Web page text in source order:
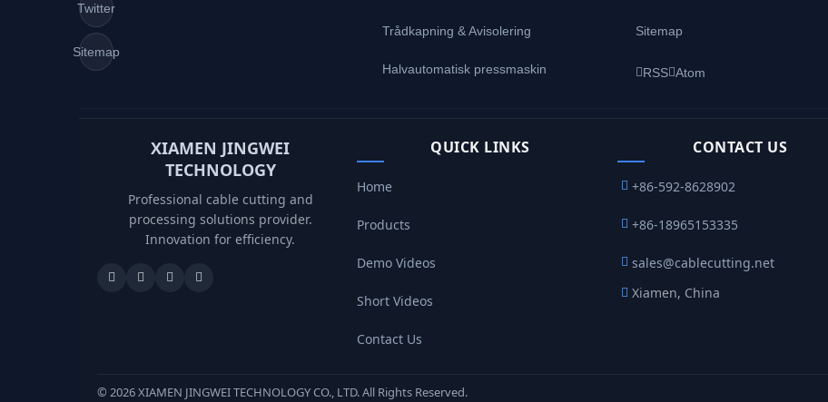
Twitter
Sitemap
Trådkapning & Avisolering
Halvautomatisk pressmaskin
Sitemap
RSS Atom
XIAMEN JINGWEI
TECHNOLOGY
Professional cable cutting and
processing solutions provider.
Innovation for efficiency.
QUICK LINKS
Home
Products
Demo Videos
Short Videos
Contact Us
CONTACT US
+86-592-8628902
+86-18965153335
sales@cablecutting.net
Xiamen, China
© 2026XIAMEN JINGWEI TECHNOLOGY CO., LTD. All Rights Reserved.